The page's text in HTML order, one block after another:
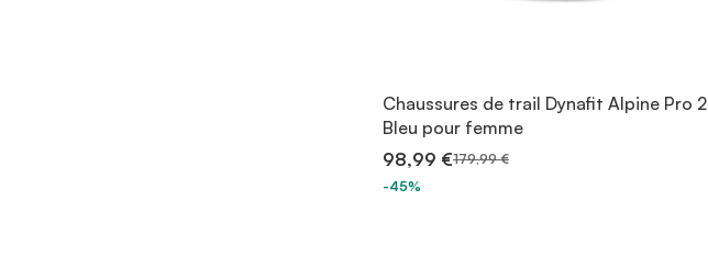
Chaussures de trail Dynafit Alpine Pro 2
Bleu pour femme
98,99 €179,99 €
-45%